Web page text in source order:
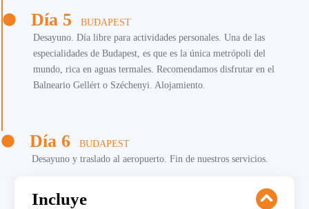
Día 5
BUDAPEST
Desayuno. Día libre para actividades personales. Una de las
especialidades de Budapest, es que es la única metrópoli del
mundo, rica en aguas termales. Recomendamos disfrutar en el
Balneario Gellért o Széchenyi. Alojamiento.
Día 6
BUDAPEST
Desayuno y traslado al aeropuerto. Fin de nuestros servicios.
Incluye